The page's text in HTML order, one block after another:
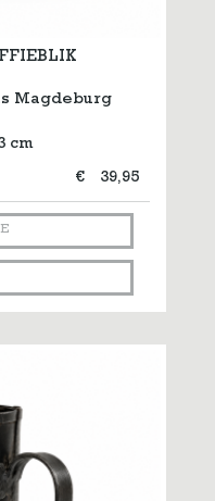
Magdeburg
cm
€ 39,95